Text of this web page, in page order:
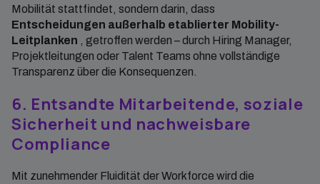
Mobilität stattfindet, sondern darin, dass
Entscheidungen außerhalb etablierter Mobility-
Leitplanken , getroffen werden – durch Hiring Manager,
Projektleitungen oder Talent Teams ohne vollständige
Transparenz über die Konsequenzen.
6. Entsandte Mitarbeitende, soziale
Sicherheit und nachweisbare
Compliance
Mit zunehmender Fluidität der Workforce wird die